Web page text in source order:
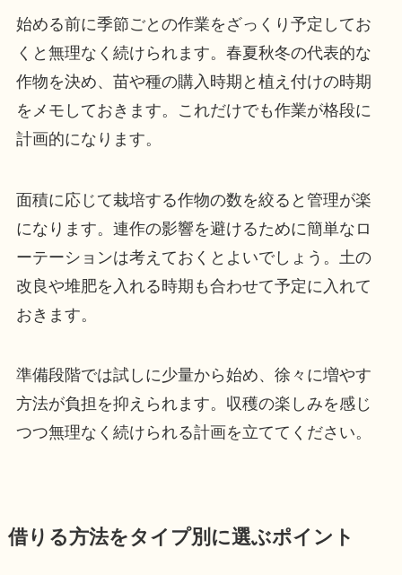
始める前に季節ごとの作業をざっくり予定してお
くと無理なく続けられます。春夏秋冬の代表的な
作物を決め、苗や種の購入時期と植え付けの時期
をメモしておきます。これだけでも作業が格段に
計画的になります。
面積に応じて栽培する作物の数を絞ると管理が楽
になります。連作の影響を避けるために簡単なロ
ーテーションは考えておくとよいでしょう。土の
改良や堆肥を入れる時期も合わせて予定に入れて
おきます。
準備段階では試しに少量から始め、徐々に増やす
方法が負担を抑えられます。収穫の楽しみを感じ
つつ無理なく続けられる計画を立ててください。
借りる方法をタイプ別に選ぶポイント